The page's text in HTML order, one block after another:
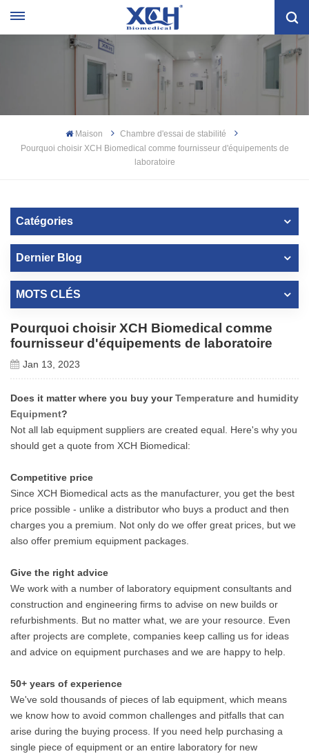
Maison
Chambre d'essai de stabilité
Pourquoi choisir XCH Biomedical comme fournisseur d'équipements de
laboratoire
Catégories
Dernier Blog
MOTS CLÉS
Pourquoi choisir XCH Biomedical comme
fournisseur d'équipements de laboratoire
Jan 13, 2023
Does it matter where you buy yourTemperature and humidity
Equipment?
Not all lab equipment suppliers are created equal. Here's why you
should get a quote from XCH Biomedical:
Competitive price
Since XCH Biomedical acts as the manufacturer, you get the best
price possible - unlike a distributor who buys a product and then
charges you a premium. Not only do we offer great prices, but we
also offer premium equipment packages.
Give the right advice
We work with a number of laboratory equipment consultants and
construction and engineering firms to advise on new builds or
refurbishments. But no matter what, we are your resource. Even
after projects are complete, companies keep calling us for ideas
and advice on equipment purchases and we are happy to help.
50+ years of experience
We've sold thousands of pieces of lab equipment, which means
we know how to avoid common challenges and pitfalls that can
arise during the buying process. If you need help purchasing a
single piece of equipment or an entire laboratory for new